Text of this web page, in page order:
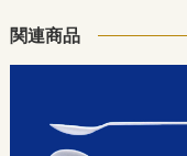
関連商品